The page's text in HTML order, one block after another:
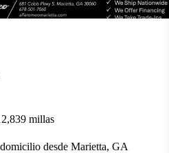
millas
desde Marietta, GA